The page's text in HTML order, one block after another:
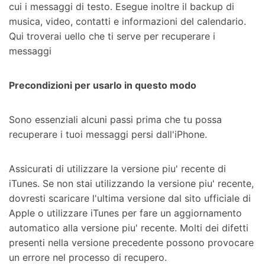
cui i messaggi di testo. Esegue inoltre il backup di
musica, video, contatti e informazioni del calendario.
Qui troverai uello che ti serve per recuperare i
messaggi
Precondizioni per usarlo in questo modo
Sono essenziali alcuni passi prima che tu possa
recuperare i tuoi messaggi persi dall'iPhone.
Assicurati di utilizzare la versione piu' recente di
iTunes. Se non stai utilizzando la versione piu' recente,
dovresti scaricare l'ultima versione dal sito ufficiale di
Apple o utilizzare iTunes per fare un aggiornamento
automatico alla versione piu' recente. Molti dei difetti
presenti nella versione precedente possono provocare
un errore nel processo di recupero.